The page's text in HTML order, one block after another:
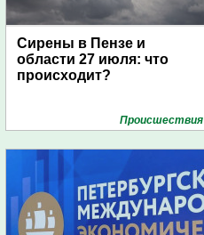
Сирены в Пензе и
области 27 июля: что
происходит?
Проиcшествия